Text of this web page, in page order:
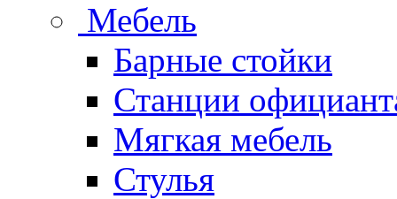
Мебель
Барные стойки
Станции
Мягкая мебель
Стулья